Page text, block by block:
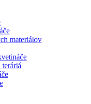
materiálov
teráriá